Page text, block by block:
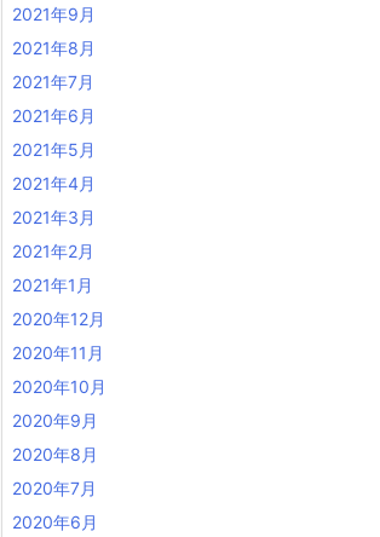
2021年9月
2021年8月
2021年7月
2021年6月
2021年5月
2021年4月
2021年3月
2021年2月
2021年1月
2020年12月
2020年11月
2020年10月
2020年9月
2020年8月
2020年7月
2020年6月